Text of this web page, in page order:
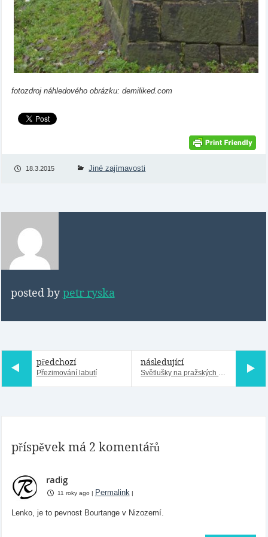
fotozdroj náhledového obrázku: demiliked.com
18.3.2015 Jiné zajímavosti
posted bypetr ryska
předchozí
Přezimování labutí
následující
Světlušky na pražských mostech
příspěvek má 2 komentářů
radig
11 roky ago Permalink|
Lenko, je to pevnost Bourtange v Nizozemí.